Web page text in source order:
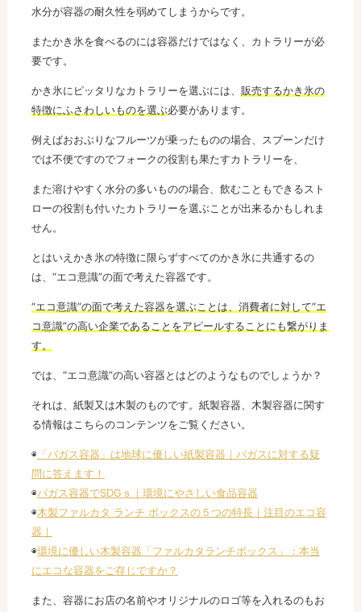
水分が容器の耐久性を弱めてしまうからです。
またかき氷を食べるのには容器だけではなく、カトラリーが必
要です。
かき氷にピッタリなカトラリーを選ぶには、 販売するかき氷の
特徴にふさわしいものを選ぶ必要があります。
例えばおおぶりなフルーツが乗ったものの場合、スプーンだけ
では不便ですのでフォークの役割も果たすカトラリーを、
また溶けやすく水分の多いものの場合、飲むこともできるスト
ローの役割も付いたカトラリーを選ぶことが出来るかもしれま
せん。
とはいえかき氷の特徴に限らずすべてのかき氷に共通するの
は、“エコ意識”の面で考えた容器です。
“エコ意識”の面で考えた容器を選ぶことは、消費者に対して“エ
コ意識”の高い企業であることをアピールすることにも繋がりま
す。
では、“エコ意識”の高い容器とはどのようなものでしょうか？
それは、紙製又は木製のものです。紙製容器、木製容器に関す
る情報はこちらのコンテンツをご覧ください。
◉ 「バガス容器」は地球に優しい紙製容器｜バガスに対する疑
問に答えます！
◉バガス容器でSDGｓ｜環境にやさしい食品容器
◉木製ファルカタ ランチ ボックスの５つの特長｜注目のエコ容
器｜
◉環境に優しい木製容器「ファルカタランチボックス」：本当
にエコな容器をご存じですか？
また、容器にお店の名前やオリジナルのロゴ等を入れるのもお